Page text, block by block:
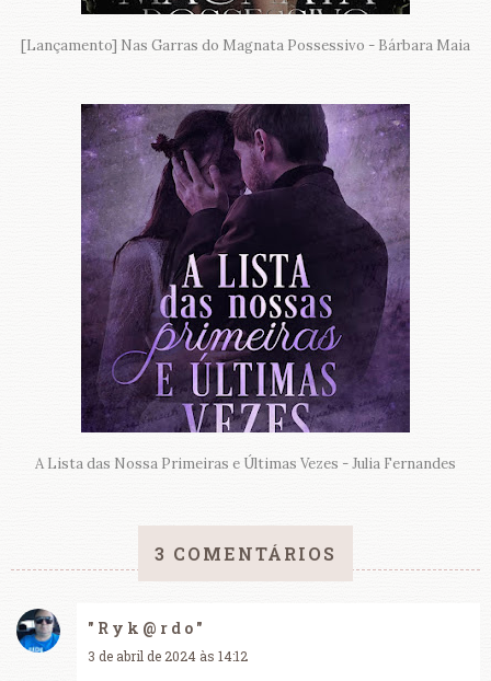
[Lançamento] Nas Garras do Magnata Possessivo - Bárbara Maia
A Lista das Nossa Primeiras e Últimas Vezes - Julia Fernandes
3 COMENTÁRIOS
" R y k @ r d o "
3 de abril de 2024 às 14:12